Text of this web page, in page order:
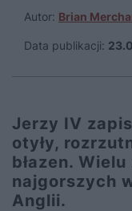
Autor: Brian
Data publikacji:
Jerzy IV
otyły,
błazen.
najgorszych
Anglii.